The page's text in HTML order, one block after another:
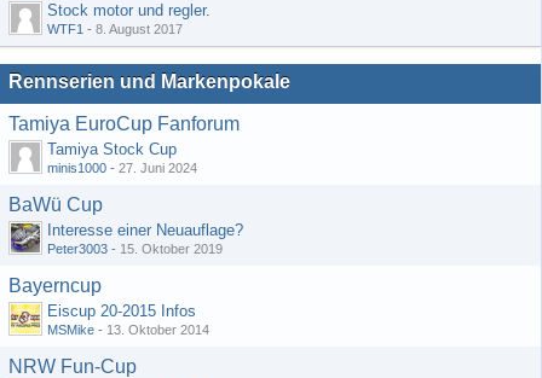
Stock motor und regler.
WTF1 - 8. August 2017
Rennserien und Markenpokale
Tamiya EuroCup Fanforum
Tamiya Stock Cup
minis1000 - 27. Juni 2024
BaWü Cup
Interesse einer Neuauflage?
Peter3003 - 15. Oktober 2019
Bayerncup
Eiscup 20-2015 Infos
MSMike - 13. Oktober 2014
NRW Fun-Cup